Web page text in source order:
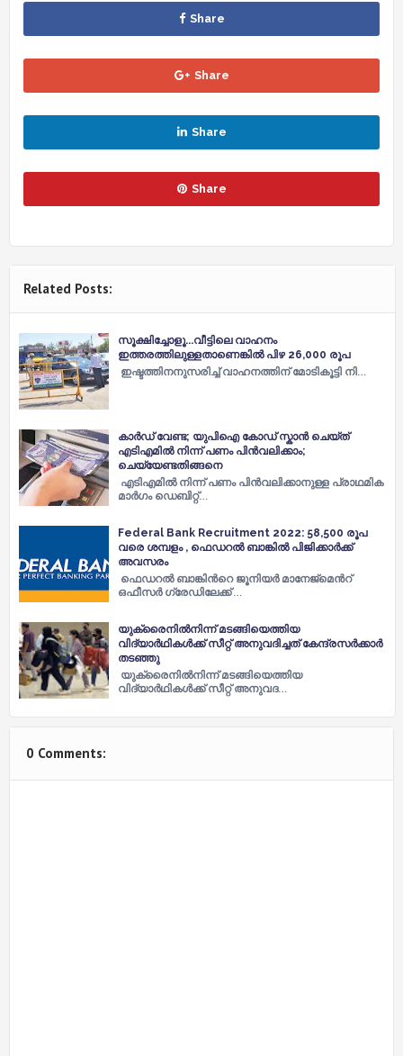
Share
Share
Share
Share
Related Posts:
സൂക്ഷിച്ചോളൂ...വീട്ടിലെ വാഹനം
ഇത്തരത്തിലുള്ളതാണെങ്കില്‍ പിഴ 26,000 രൂപ
​ഇ​ഷ്ട​ത്തി​ന​നു​സ​രി​ച്ച്‌ ​വാ​ഹ​ന​ത്തി​ന് ​മോ​ടി​കൂ​ട്ടി​ ​നി​…
കാര്‍ഡ് വേണ്ട; യുപിഐ കോഡ് സ്കാന്‍ ചെയ്ത്
എടിഎമില്‍ നിന്ന് പണം പിന്‍വലിക്കാം;
ചെയ്യേണ്ടതിങ്ങനെ
എടിഎമില്‍ നിന്ന് പണം പിന്‍വലിക്കാനുള്ള പ്രാഥമിക
മാര്‍ഗം ഡെബിറ്റ്…
Federal Bank Recruitment 2022: 58,500 രൂപ
വരെ ശമ്പളം , ഫെഡറല്‍ ബാങ്കില്‍ പിജിക്കാര്‍ക്ക്
അവസരം
ഫെഡറല്‍ ബാങ്കിന്‍റെ ജൂനിയര്‍ മാനേജ്മെന്‍റ്
ഒഫീസര്‍ ഗ്രേഡിലേക്ക് …
യുക്രൈനില്‍നിന്ന് മടങ്ങിയെത്തിയ
വിദ്യാര്‍ഥികള്‍ക്ക് സീറ്റ് അനുവദിച്ചത് കേന്ദ്രസര്‍ക്കാര്‍
തടഞ്ഞു
യുക്രൈനില്‍നിന്ന് മടങ്ങിയെത്തിയ
വിദ്യാര്‍ഥികള്‍ക്ക് സീറ്റ് അനുവദ…
0 Comments: